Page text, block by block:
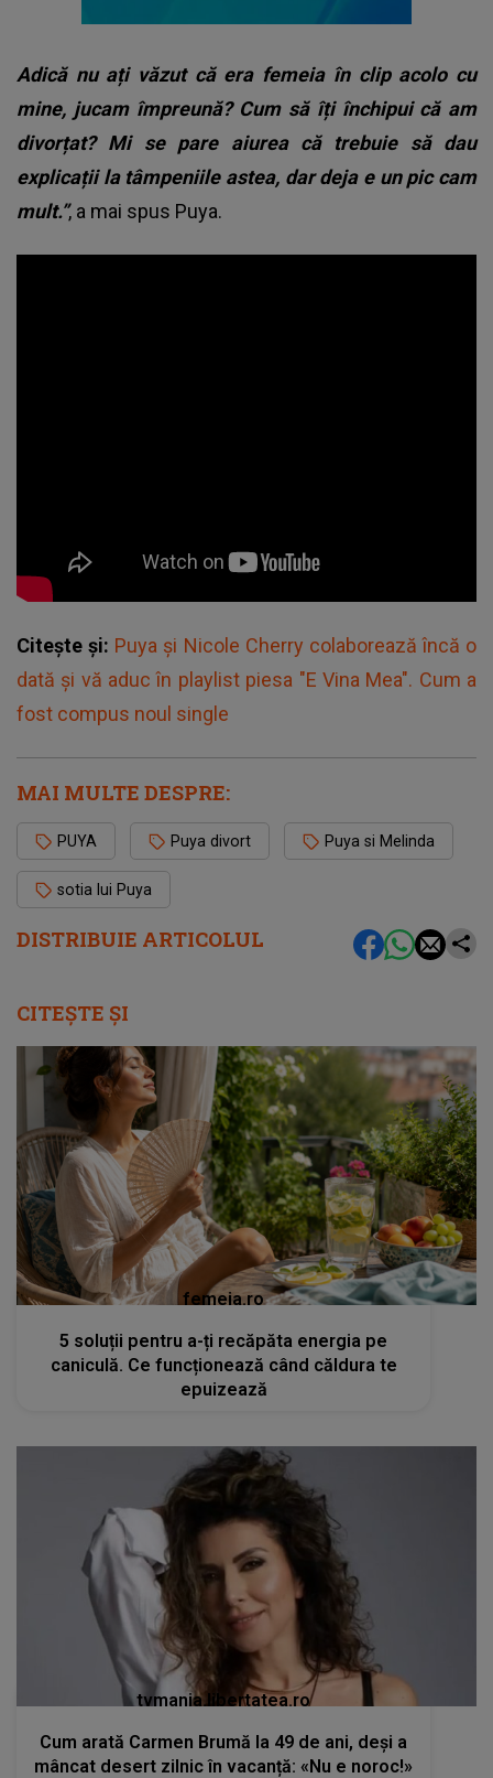
DISTRIBUIE ARTICOLUL
Adică nu ați văzut că era femeia în clip acolo cu
mine, jucam împreună? Cum să îți închipui că am
divorțat? Mi se pare aiurea că trebuie să dau
explicații la tâmpeniile astea, dar deja e un pic cam
mult.”, a mai spus Puya.
Citește și: Puya și ‪Nicole Cherry‬ colaborează încă o
dată și vă aduc în playlist piesa "E Vina Mea". Cum a
fost compus noul single
MAI MULTE DESPRE:
PUYA Puya divort Puya si Melinda
sotia lui Puya
CITEȘTE ȘI
femeia.ro
5 soluții pentru a-ți recăpăta energia pe
caniculă. Ce funcționează când căldura te
epuizează
tvmania.libertatea.ro
Cum arată Carmen Brumă la 49 de ani, deși a
mâncat desert zilnic în vacanță: «Nu e noroc!»